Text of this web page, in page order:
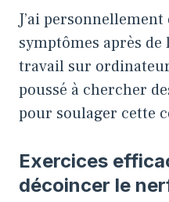
J’ai
symptômes après de
travail sur
poussé à chercher
pour soulager cette
Exercices
décoincer le